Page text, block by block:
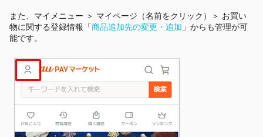
また、 マイメニュー ＞ マイページ（名前をクリック）
＞ お買い
物に関する登録情報「商品追加先の変更・追加 」からも管理が可
能です。